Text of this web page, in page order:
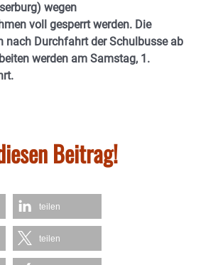
wegen
voll gesperrt werden. Die
nach Durchfahrt der Schulbusse ab
werden am Samstag, 1.
Beitrag!
teilen
teilen